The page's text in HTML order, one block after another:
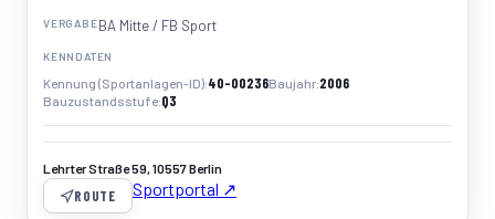
VERGABEBA Mitte / FB Sport
KENNDATEN
Kennung (Sportanlagen-ID) 40-00236Baujahr 2006
Bauzustandsstufe Q3
Lehrter Straße 59, 10557 Berlin
ROUTE Sportportal ↗